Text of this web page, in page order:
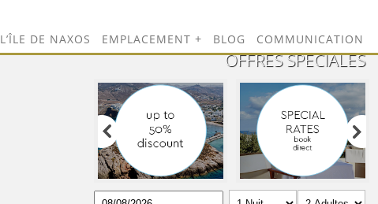
L’ÎLE DE NAXOS EMPLACEMENT BLOG COMMUNICATION
OFFRES SPÉCIALES